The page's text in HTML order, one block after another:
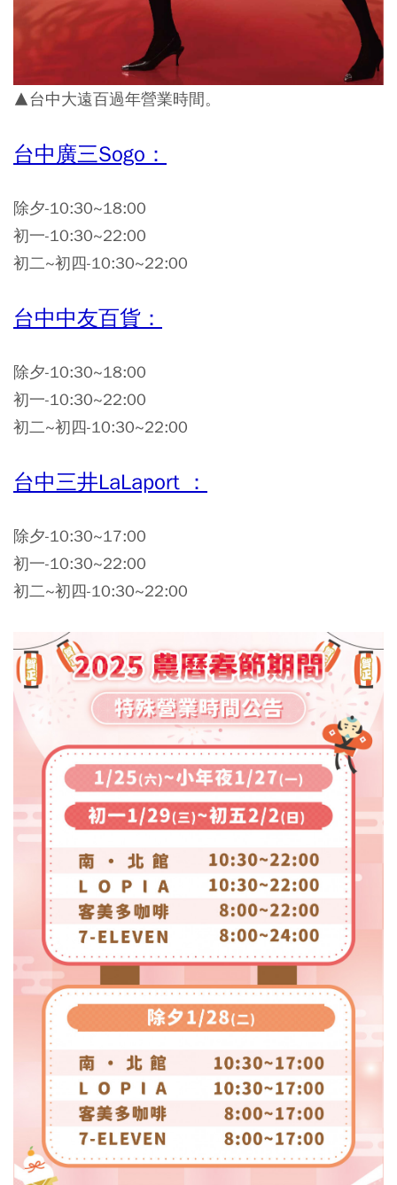
▲台中大遠百過年營業時間。
台中廣三Sogo：
除夕-10:30~18:00
初一-10:30~22:00
初二~初四-10:30~22:00
台中中友百貨：
除夕-10:30~18:00
初一-10:30~22:00
初二~初四-10:30~22:00
台中三井LaLaport ：
除夕-10:30~17:00
初一-10:30~22:00
初二~初四-10:30~22:00